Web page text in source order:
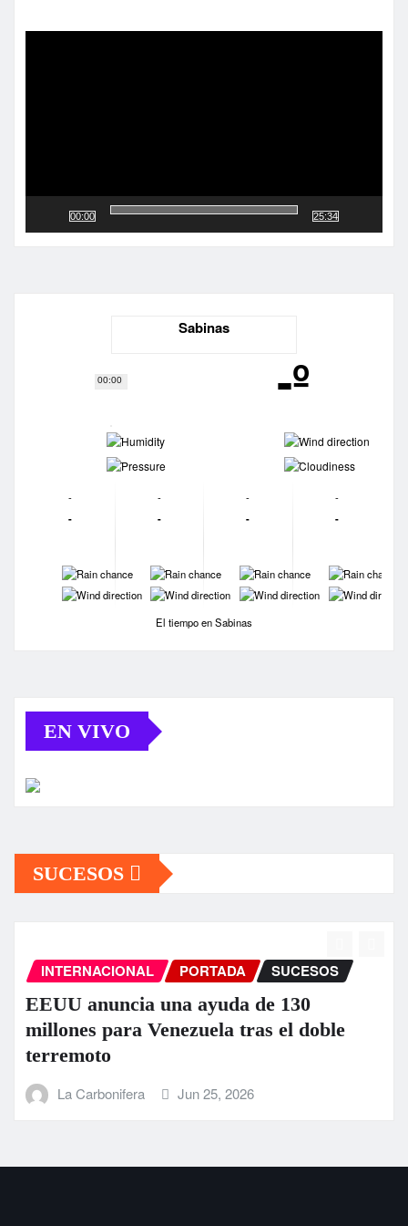
00:00
00:00
25:34
Sabinas
-º
-
-
-
-
-
-
-
-
-
-
-
-
-
-
-
-
-
-
-
-
El tiempo en Sabinas
EN VIVO
SUCESOS
SUCESOS
de 130
tras el doble
2026
INTERNACIONAL
La ONU llama a la
internacional ante